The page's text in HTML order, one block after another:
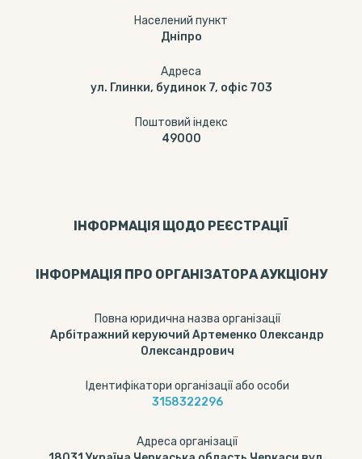
Населений пункт
Дніпро
Адреса
ул. Глинки, будинок 7, офіс 703
Поштовий індекс
49000
ІНФОРМАЦІЯ ЩОДО РЕЄСТРАЦІЇ
ІНФОРМАЦІЯ ПРО ОРГАНІЗАТОРА АУКЦІОНУ
Повна юридична назва організації
Арбітражний керуючий Артеменко Олександр
Олександрович
Ідентифікатори організації або особи
3158322296
Адреса організації